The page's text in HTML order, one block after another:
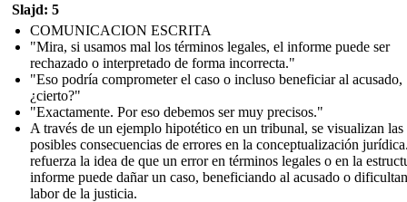
Slajd: 5
COMUNICACION ESCRITA
"Mira, si usamos mal los términos legales, el informe puede ser
rechazado o interpretado de forma incorrecta."
"Eso podría comprometer el caso o incluso beneficiar al acusado,
¿cierto?"
"Exactamente. Por eso debemos ser muy precisos."
A través de un ejemplo hipotético en un tribunal, se visualizan las
posibles consecuencias de errores en la conceptualización
refuerza la idea de que un error en términos legales o en la
informe puede dañar un caso, beneficiando al acusado o
labor de la justicia.